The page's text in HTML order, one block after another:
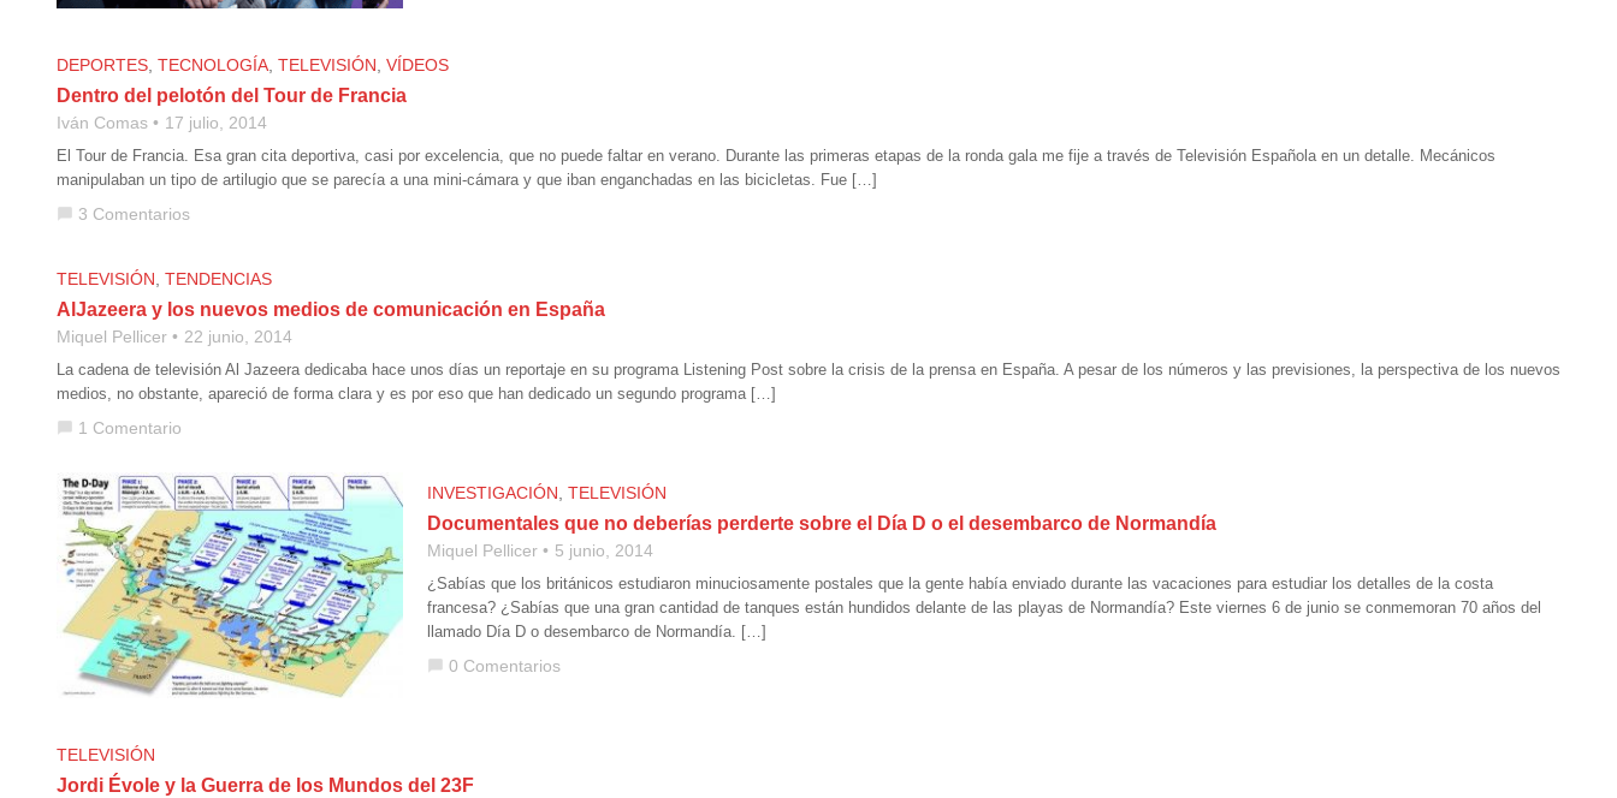
DEPORTES TECNOLOGÍA TELEVISIÓN VÍDEOS
Dentro del pelotón del Tour de Francia
Iván Comas 17 julio, 2014
El Tour de Francia. Esa gran cita deportiva, casi por excelencia, que no puede faltar en verano. Durante las primeras etapas de la ronda gala me fije a través de Televisión Española en un detalle. Mecánicos
manipulaban un tipo de artilugio que se parecía a una mini-cámara y que iban enganchadas en las bicicletas. Fue […]
chat_bubble 3 Comentarios
TELEVISIÓN TENDENCIAS
AlJazeera y los nuevos medios de comunicación en España
Miquel Pellicer 22 junio, 2014
La cadena de televisión Al Jazeera dedicaba hace unos días un reportaje en su programa Listening Post sobre la crisis de la prensa en España. A pesar de los números y las previsiones, la perspectiva de los nuevos
medios, no obstante, apareció de forma clara y es por eso que han dedicado un segundo programa […]
chat_bubble 1 Comentario
INVESTIGACIÓN TELEVISIÓN
Documentales que no deberías perderte sobre el Día D o el desembarco de Normandía
Miquel Pellicer 5 junio, 2014
¿Sabías que los británicos estudiaron minuciosamente postales que la gente había enviado durante las vacaciones para estudiar los detalles de la costa
francesa? ¿Sabías que una gran cantidad de tanques están hundidos delante de las playas de Normandía? Este viernes 6 de junio se conmemoran 70 años del
llamado Día D o desembarco de Normandía. […]
chat_bubble 0 Comentarios
TELEVISIÓN
Jordi Évole y la Guerra de los Mundos del 23F